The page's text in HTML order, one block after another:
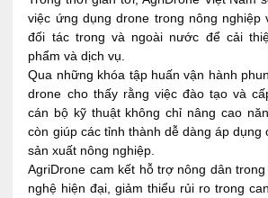
việc ứng dụng drone trong nông nghiệp
đối tác trong và ngoài nước để cải
phẩm và dịch vụ.
Qua những khóa tập huấn vận hành
drone cho thấy rằng việc đào tạo và
cán bộ kỹ thuật không chỉ nâng cao
còn giúp các tỉnh thành dễ dàng áp dụng
sản xuất nông nghiệp.
AgriDrone cam kết hỗ trợ nông dân
nghệ hiện đại, giảm thiểu rủi ro trong